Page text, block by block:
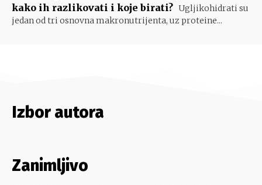
kako ih razlikovati i koje birati? Ugljikohidrati su
jedan od tri osnovna makronutrijenta, uz proteine...
Izbor autora
Zanimljivo